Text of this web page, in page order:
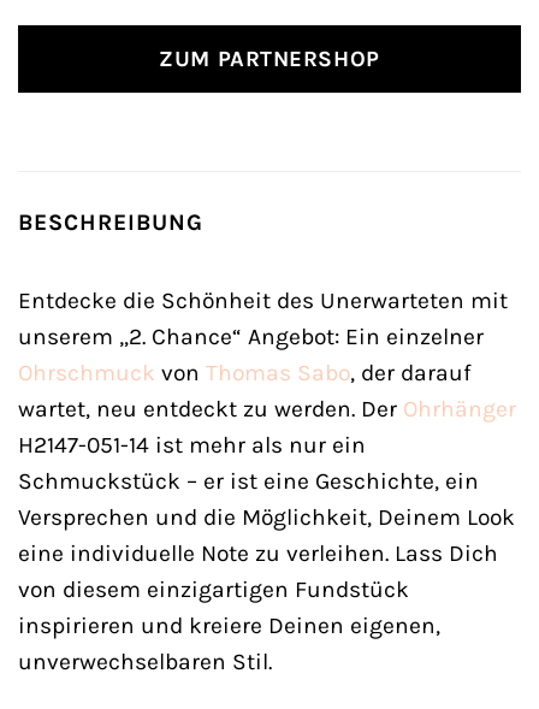
ZUM PARTNERSHOP
BESCHREIBUNG
Entdecke die Schönheit des Unerwarteten mit
unserem „2. Chance“ Angebot: Ein einzelner
Ohrschmuck von Thomas Sabo, der darauf
wartet, neu entdeckt zu werden. Der Ohrhänger
H2147-051-14 ist mehr als nur ein
Schmuckstück – er ist eine Geschichte, ein
Versprechen und die Möglichkeit, Deinem Look
eine individuelle Note zu verleihen. Lass Dich
von diesem einzigartigen Fundstück
inspirieren und kreiere Deinen eigenen,
unverwechselbaren Stil.